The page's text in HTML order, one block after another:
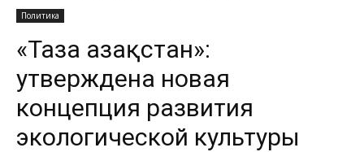
Политика
«Таза Қазақстан»:
утверждена новая
концепция развития
экологической культуры